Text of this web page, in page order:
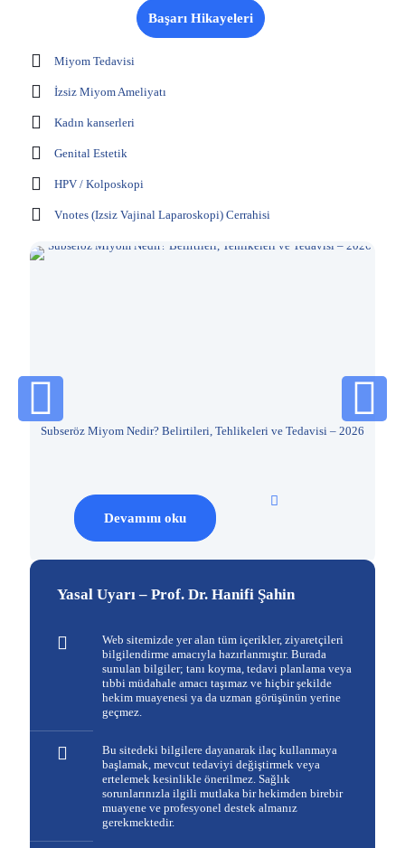
Başarı Hikayeleri
Miyom Tedavisi
İzsiz Miyom Ameliyatı
Kadın kanserleri
Genital Estetik
HPV / Kolposkopi
Vnotes (Izsiz Vajinal Laparoskopi) Cerrahisi
Subseröz Miyom Nedir? Belirtileri, Tehlikeleri ve Tedavisi – 2026
Devamını oku
Yasal Uyarı – Prof. Dr. Hanifi Şahin
Web sitemizde yer alan tüm içerikler, ziyaretçileri
bilgilendirme amacıyla hazırlanmıştır. Burada
sunulan bilgiler; tanı koyma, tedavi planlama veya
tıbbi müdahale amacı taşımaz ve hiçbir şekilde
hekim muayenesi ya da uzman görüşünün yerine
geçmez.
Bu sitedeki bilgilere dayanarak ilaç kullanmaya
başlamak, mevcut tedaviyi değiştirmek veya
ertelemek kesinlikle önerilmez. Sağlık
sorunlarınızla ilgili mutlaka bir hekimden birebir
muayene ve profesyonel destek almanız
gerekmektedir.